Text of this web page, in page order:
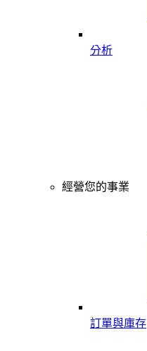
分析
經營您的事業
訂單與庫存